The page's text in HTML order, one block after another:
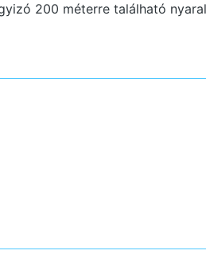
200 méterre található